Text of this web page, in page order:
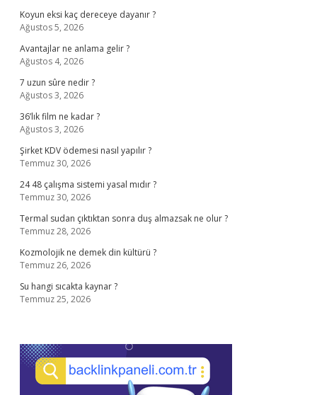
Koyun eksi kaç dereceye dayanır ?
Ağustos 5, 2026
Avantajlar ne anlama gelir ?
Ağustos 4, 2026
7 uzun sûre nedir ?
Ağustos 3, 2026
36’lık film ne kadar ?
Ağustos 3, 2026
Şirket KDV ödemesi nasıl yapılır ?
Temmuz 30, 2026
24 48 çalışma sistemi yasal mıdır ?
Temmuz 30, 2026
Termal sudan çıktıktan sonra duş almazsak ne olur ?
Temmuz 28, 2026
Kozmolojik ne demek din kültürü ?
Temmuz 26, 2026
Su hangi sıcakta kaynar ?
Temmuz 25, 2026